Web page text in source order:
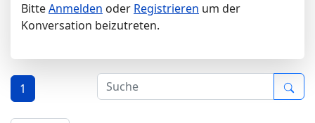
BitteAnmelden oder Registrieren um der
Konversation beizutreten.
1